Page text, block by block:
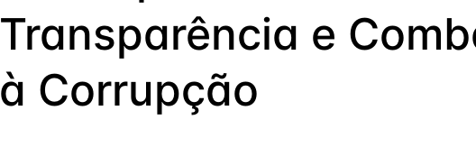
Transparência e
à Corrupção